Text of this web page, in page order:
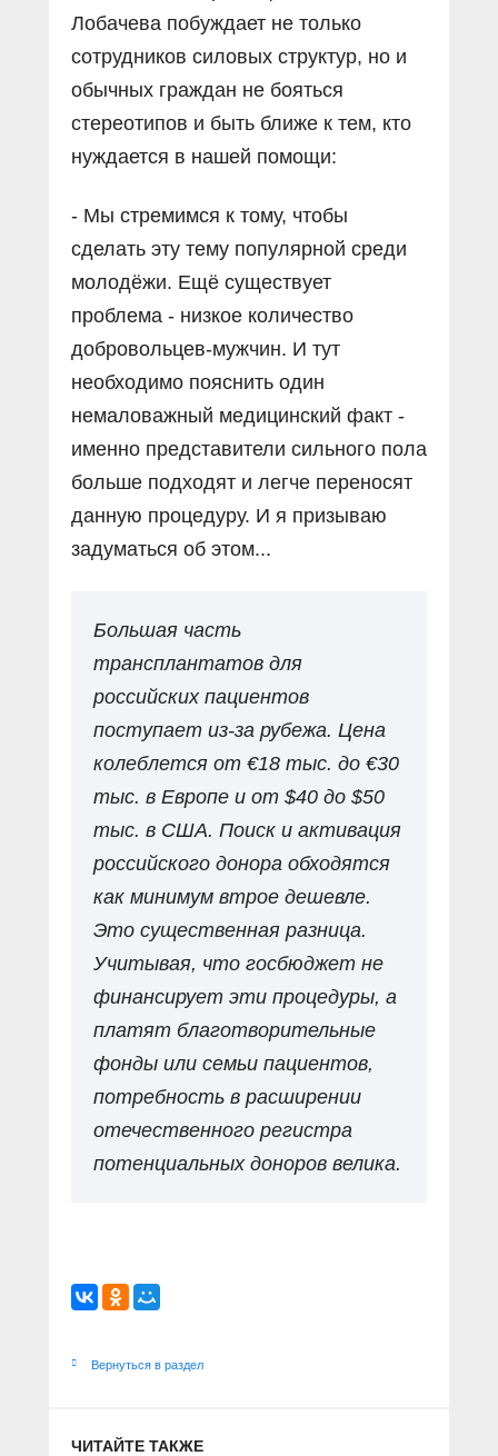
Лобачева побуждает не только
сотрудников силовых структур, но и
обычных граждан не бояться
стереотипов и быть ближе к тем, кто
нуждается в нашей помощи:
- Мы стремимся к тому, чтобы
сделать эту тему популярной среди
молодёжи. Ещё существует
проблема - низкое количество
добровольцев-мужчин. И тут
необходимо пояснить один
немаловажный медицинский факт -
именно представители сильного пола
больше подходят и легче переносят
данную процедуру. И я призываю
задуматься об этом...
Большая часть
трансплантатов для
российских пациентов
поступает из-за рубежа. Цена
колеблется от €18 тыс. до €30
тыс. в Европе и от $40 до $50
тыс. в США. Поиск и активация
российского донора обходятся
как минимум втрое дешевле.
Это существенная разница.
Учитывая, что госбюджет не
финансирует эти процедуры, а
платят благотворительные
фонды или семьи пациентов,
потребность в расширении
отечественного регистра
потенциальных доноров велика.
Вернуться в раздел
ЧИТАЙТЕ ТАКЖЕ